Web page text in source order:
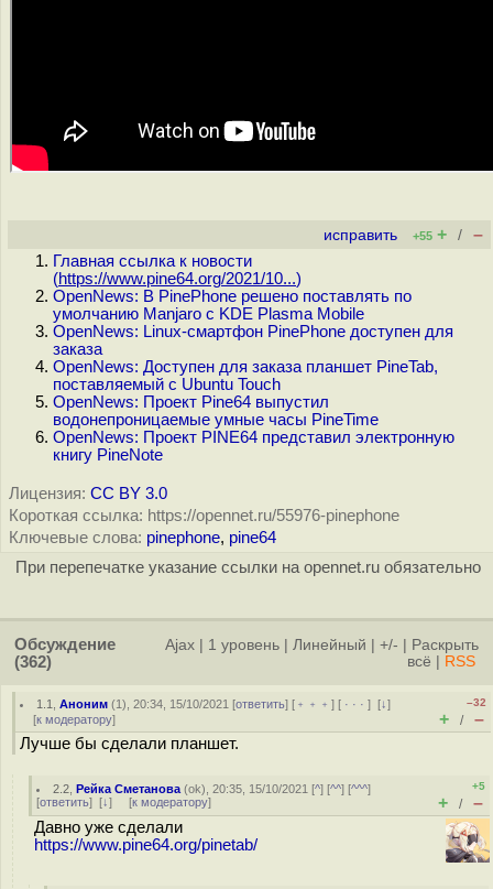
исправить +55 + / –
Главная ссылка к новости
(https://www.pine64.org/2021/10...)
OpenNews: В PinePhone решено поставлять по
умолчанию Manjaro c KDE Plasma Mobile
OpenNews: Linux-смартфон PinePhone доступен для
заказа
OpenNews: Доступен для заказа планшет PineTab,
поставляемый с Ubuntu Touch
OpenNews: Проект Pine64 выпустил
водонепроницаемые умные часы PineTime
OpenNews: Проект PINE64 представил электронную
книгу PineNote
Лицензия: CC BY 3.0
Короткая ссылка: https://opennet.ru/55976-pinephone
Ключевые слова: pinephone, pine64
При перепечатке указание ссылки на opennet.ru обязательно
Обсуждение
(362)
Ajax 1 уровень Линейный +/-
Раскрыть
всё
RSS
1.1 ,Аноним (1), 20:34, 15/10/2021 [ответить] [ ﹢﹢﹢] [ · · ·][↓]
[к модератору]
–32
+ / –
Лучше бы сделали планшет.
2.2 ,Рейка Сметанова (ok), 20:35, 15/10/2021 [^] [^^] [^^^]
[ответить] [↓] [к модератору]
+5
+ / –
Давно уже сделали
https://www.pine64.org/pinetab/